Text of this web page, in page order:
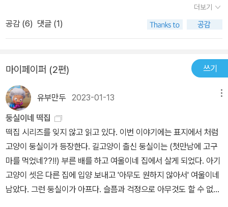
해도 이 책이 그렇게 유명하진 않았다. 언제부터인가 너무 유명해져
있길래 살펴보니 바뀐 교육과정에서 국어 교과서에 수록되어 있었네!
그 해 이후로 3학년을 하지 않아서 몰랐었다. 이 책으로 온작품읽기
것 같다. 교과서 수록 작품이 모두 이렇게 선호되지는 않으니 다른 이
유도 있을 것이다. 나는 처음에 이 책을 왜 골랐었더라? 쉽고 재미있
어서 모든 아이들에게 다가갈 수 있을 거라는 생각이 첫 번째였다. 게
다가 주제도 너무 좋아. 교훈적인데 거부감이 없어! 그리고 아이들과
이런저런 활동할 거리도 많고 아이들 반응도 좋았다. 시리즈가 이렇
게 줄줄이 나온 지금은 다음 책으로 이어가기 위한 첫걸음으로도 아
주 좋을 것 같다. 오늘은 이 시리즈 중 5,6권 <달콩이네 떡집>과 <둥
실이네 떡집> 리뷰를 쓰려고 한다. 이 두 권의 공통점이 있다. 반려동
물 이야기라는 점이다. 달콩이는 개고 둥실이는 고양이다. 달콩이는
더보기
공감 (6) 댓글 (1)
마이페이퍼 (2편) 쓰기
유부만두 2023-01-13
둥실이네 떡집
떡집 시리즈를 잊지 않고 읽고 있다. 이번 이야기에는 표지에서 처럼
고양이 둥실이가 등장한다. 길고양이 출신 둥실이는 (첫만남에 고구
마를 먹었네??!!) 부른 배를 하고 여울이네 집에서 살게 되었다. 아기
고양이 셋은 다른 집에 입양 보내고 '아무도 원하지 않아서' 여울이네
남았다. 그런 둥실이가 아프다. 슬픔과 걱정으로 아무것도 할 수 없는